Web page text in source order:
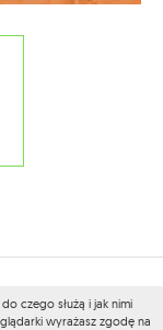
STUDIO
do czego służą i jak nimi
wyrażasz zgodę na